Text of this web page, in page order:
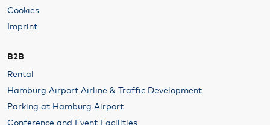
Cookies
Imprint
B2B
Rental
Hamburg Airport Airline & Traffic Development
Parking at Hamburg Airport
Conference and Event Facilities